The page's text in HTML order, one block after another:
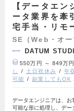
【データエ
ータ業界を牽
宅手当・リモ
SE（Web・オー
DATUM
550万円 ～ 849万円
し
土日祝休み 年
可能
副業してもOK
データエンジニアは、お
可能な形に処理し、デ